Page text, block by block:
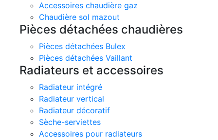
Accessoires chaudière gaz
Chaudière sol mazout
Pièces détachées chaudières
Pièces détachées Bulex
Pièces détachées Vaillant
Radiateurs et accessoires
Radiateur intégré
Radiateur vertical
Radiateur décoratif
Sèche-serviettes
Accessoires pour radiateurs